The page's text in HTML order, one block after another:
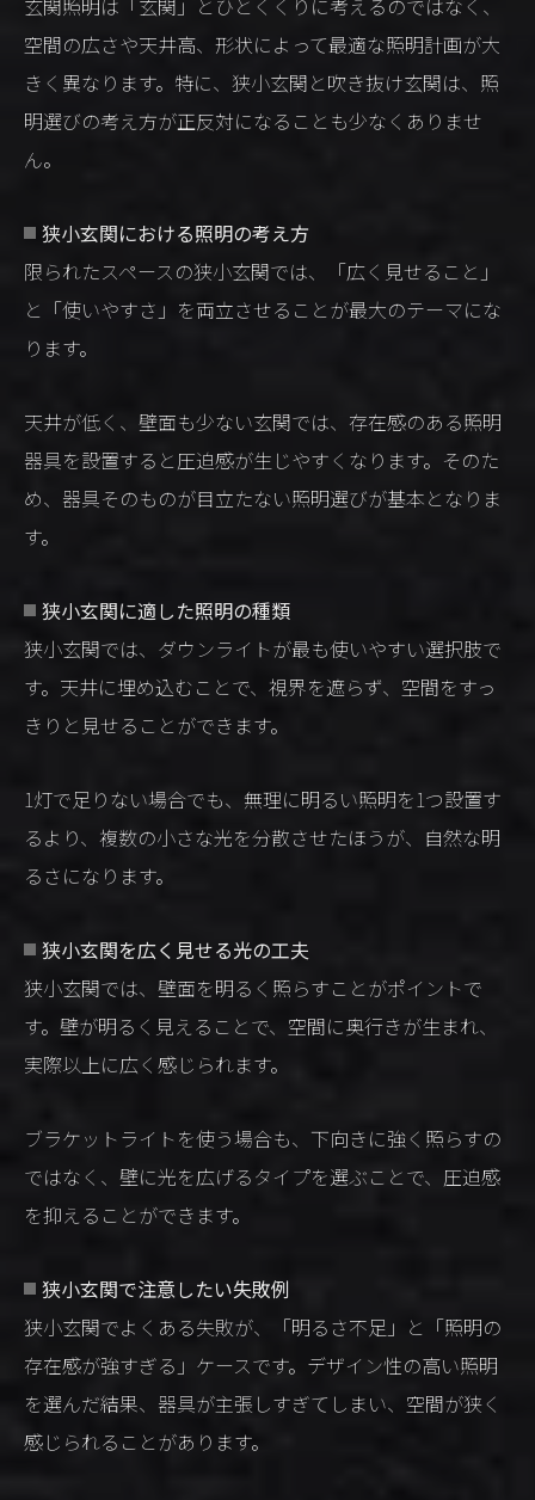
玄関照明は「玄関」とひとくくりに考えるのではなく、
空間の広さや天井高、形状によって最適な照明計画が大
きく異なります。特に、狭小玄関と吹き抜け玄関は、照
明選びの考え方が正反対になることも少なくありませ
ん。
狭小玄関における照明の考え方
限られたスペースの狭小玄関では、「広く見せること」
と「使いやすさ」を両立させることが最大のテーマにな
ります。
天井が低く、壁面も少ない玄関では、存在感のある照明
器具を設置すると圧迫感が生じやすくなります。そのた
め、器具そのものが目立たない照明選びが基本となりま
す。
狭小玄関に適した照明の種類
狭小玄関では、ダウンライトが最も使いやすい選択肢で
す。天井に埋め込むことで、視界を遮らず、空間をすっ
きりと見せることができます。
1灯で足りない場合でも、無理に明るい照明を1つ設置す
るより、複数の小さな光を分散させたほうが、自然な明
るさになります。
狭小玄関を広く見せる光の工夫
狭小玄関では、壁面を明るく照らすことがポイントで
す。壁が明るく見えることで、空間に奥行きが生まれ、
実際以上に広く感じられます。
ブラケットライトを使う場合も、下向きに強く照らすの
ではなく、壁に光を広げるタイプを選ぶことで、圧迫感
を抑えることができます。
狭小玄関で注意したい失敗例
狭小玄関でよくある失敗が、「明るさ不足」と「照明の
存在感が強すぎる」ケースです。デザイン性の高い照明
を選んだ結果、器具が主張しすぎてしまい、空間が狭く
感じられることがあります。